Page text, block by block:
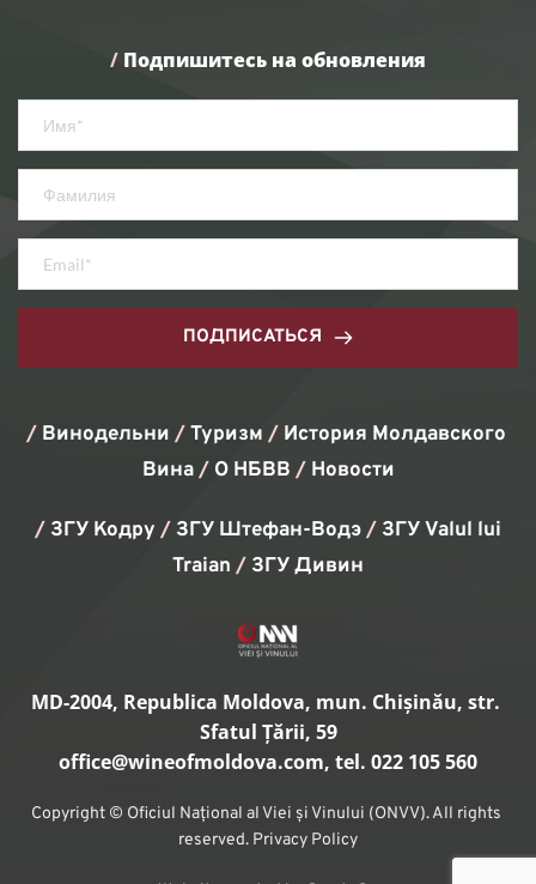
/ Подпишитесь на обновления
ПОДПИСАТЬСЯ
/ Винодельни / Туризм / История Молдавского
Вина / О НБВВ / Новости
/ ЗГУ Кодру / ЗГУ Штефан-Водэ / ЗГУ Valul lui
Traian / ЗГУ Дивин
MD-2004, Republica Moldova, mun. Chișinău, str.
Sfatul Țării, 59
office@wineofmoldova.com, tel. 022 105 560
Copyright © Oficiul Național al Viei și Vinului (ONVV). All rights
reserved. Privacy Policy